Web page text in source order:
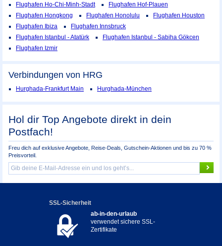
Flughafen Ho-Chi-Minh-Stadt
Flughafen Hof-Plauen
Flughafen Hongkong
Flughafen Honolulu
Flughafen Houston
Flughafen Ibiza
Flughafen Innsbruck
Flughafen Istanbul - Atatürk
Flughafen Istanbul - Sabiha Gökcen
Flughafen Izmir
Verbindungen von HRG
Hurghada-Frankfurt Main Hurghada-München
Hol dir Top Angebote direkt in dein
Postfach!
Freu dich auf exklusive Angebote, Reise-Deals, Gutschein-Aktionen und bis zu 70 %
Preisvorteil.
SSL-Sicherheit
ab-in-den-urlaub
verwendet sichere SSL-
Zertifikate